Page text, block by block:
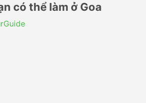
có thể làm ở Goa